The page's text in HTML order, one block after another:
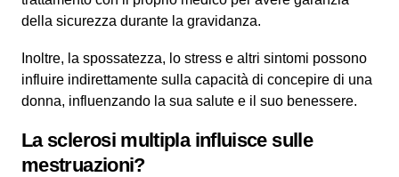
della sicurezza durante la gravidanza.
Inoltre, la spossatezza, lo stress e altri sintomi possono
influire indirettamente sulla capacità di concepire di una
donna, influenzando la sua salute e il suo benessere.
La sclerosi multipla influisce sulle
mestruazioni?